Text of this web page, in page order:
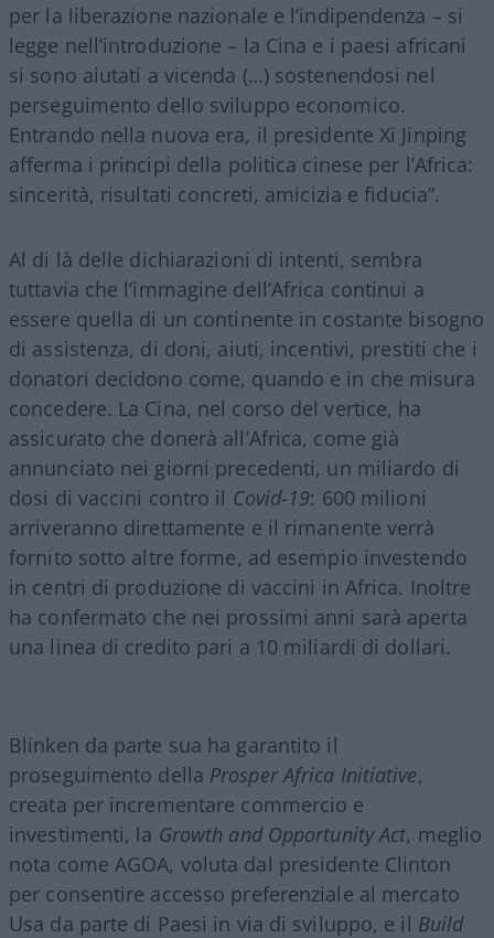
per la liberazione nazionale e l’indipendenza – si
legge nell’introduzione – la Cina e i paesi africani
si sono aiutati a vicenda (…) sostenendosi nel
perseguimento dello sviluppo economico.
Entrando nella nuova era, il presidente Xi Jinping
afferma i principi della politica cinese per l’Africa:
sincerità, risultati concreti, amicizia e fiducia”.
Al di là delle dichiarazioni di intenti, sembra
tuttavia che l’immagine dell’Africa continui a
essere quella di un continente in costante bisogno
di assistenza, di doni, aiuti, incentivi, prestiti che i
donatori decidono come, quando e in che misura
concedere. La Cina, nel corso del vertice, ha
assicurato che donerà all’Africa, come già
annunciato nei giorni precedenti, un miliardo di
dosi di vaccini contro il Covid-19: 600 milioni
arriveranno direttamente e il rimanente verrà
fornito sotto altre forme, ad esempio investendo
in centri di produzione di vaccini in Africa. Inoltre
ha confermato che nei prossimi anni sarà aperta
una linea di credito pari a 10 miliardi di dollari.
Blinken da parte sua ha garantito il
proseguimento della Prosper Africa Initiative,
creata per incrementare commercio e
investimenti, la Growth and Opportunity Act, meglio
nota come AGOA, voluta dal presidente Clinton
per consentire accesso preferenziale al mercato
Usa da parte di Paesi in via di sviluppo, e il Build